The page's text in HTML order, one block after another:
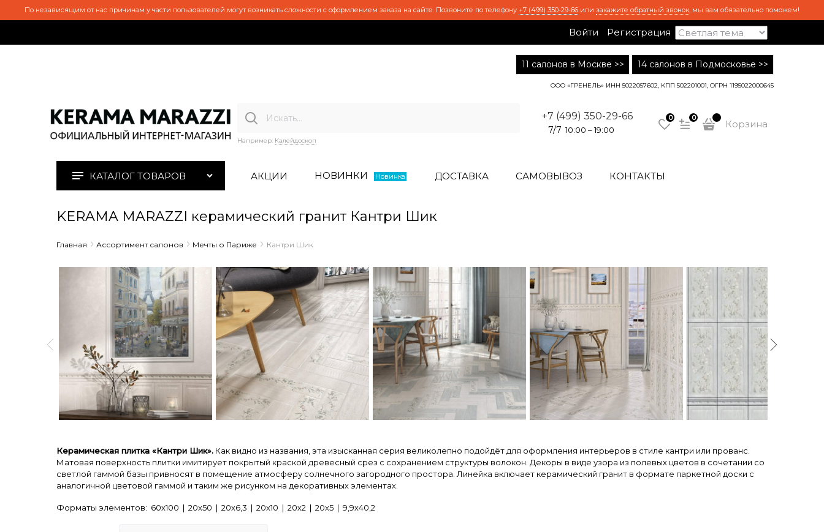
По независящим от нас причинам у части пользователей могут возникать сложности с оформлением заказа на сайте. Позвоните по телефону +7 (499) 350-29-66 или закажите обратный звонок, мы вам обязательно поможем!
Войти Регистрация
11 салонов в Москве >> 14 салонов в Подмосковье >>
ООО «ГРЕНЕЛЬ» ИНН 5022057602, КПП 502201001, ОГРН 1195022000645
Например: Калейдоскоп
+7 (499) 350-29-66
7/7 10:00 – 19:00
0 0
Корзина
КАТАЛОГ ТОВАРОВ АКЦИИ НОВИНКИ Новинка ДОСТАВКА САМОВЫВОЗ КОНТАКТЫ
KERAMA MARAZZI керамический гранит Кантри Шик
Главная Ассортимент салонов Мечты о Париже Кантри Шик
Керамическая плитка «Кантри Шик». Как видно из названия, эта изысканная серия великолепно подойдёт для оформления интерьеров в стиле кантри или прованс.
Матовая поверхность плитки имитирует покрытый краской древесный срез с сохранением структуры волокон. Декоры в виде узора из полевых цветов в сочетании со
светлой гаммой базы привносят в помещение атмосферу солнечного загородного простора. Линейка включает керамический гранит в формате паркетной доски с
аналогичной цветовой гаммой и таким же рисунком на декоративных элементах.
Форматы элементов: 60х100 | 20х50 | 20х6,3 | 20х10 | 20х2 | 20х5 | 9,9х40,2